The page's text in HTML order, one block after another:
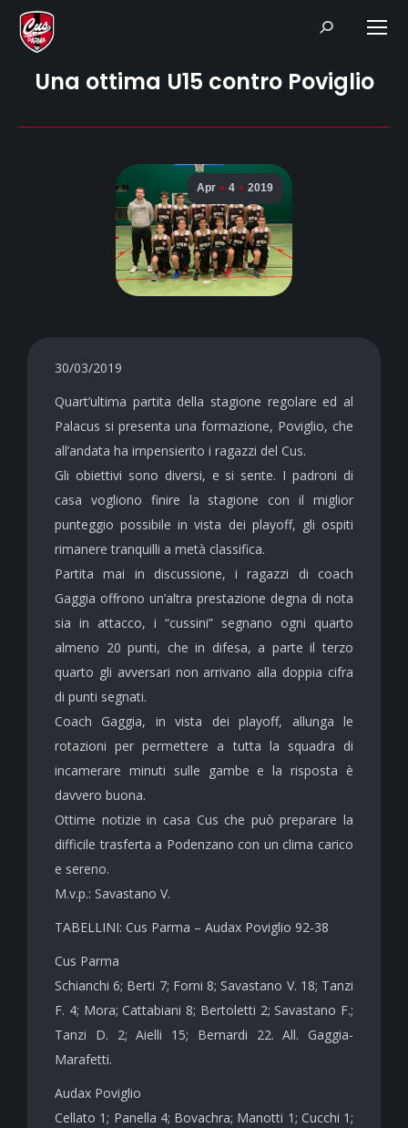
Search:
Una ottima U15 contro Poviglio
Apr 4 2019
30/03/2019
Quart’ultima partita della stagione regolare ed al
Palacus si presenta una formazione, Poviglio, che
all’andata ha impensierito i ragazzi del Cus.
Gli obiettivi sono diversi, e si sente. I padroni di
casa vogliono finire la stagione con il miglior
punteggio possibile in vista dei playoff, gli ospiti
rimanere tranquilli a metà classifica.
Partita mai in discussione, i ragazzi di coach
Gaggia offrono un’altra prestazione degna di nota
sia in attacco, i “cussini” segnano ogni quarto
almeno 20 punti, che in difesa, a parte il terzo
quarto gli avversari non arrivano alla doppia cifra
di punti segnati.
Coach Gaggia, in vista dei playoff, allunga le
rotazioni per permettere a tutta la squadra di
incamerare minuti sulle gambe e la risposta è
davvero buona.
Ottime notizie in casa Cus che può preparare la
difficile trasferta a Podenzano con un clima carico
e sereno.
M.v.p.: Savastano V.
TABELLINI: Cus Parma – Audax Poviglio 92-38
Cus Parma
Schianchi 6; Berti 7; Forni 8; Savastano V. 18; Tanzi
F. 4; Mora; Cattabiani 8; Bertoletti 2; Savastano F.;
Tanzi D. 2; Aielli 15; Bernardi 22. All. Gaggia-
Marafetti.
Audax Poviglio
Cellato 1; Panella 4; Bovachra; Manotti 1; Cucchi 1;